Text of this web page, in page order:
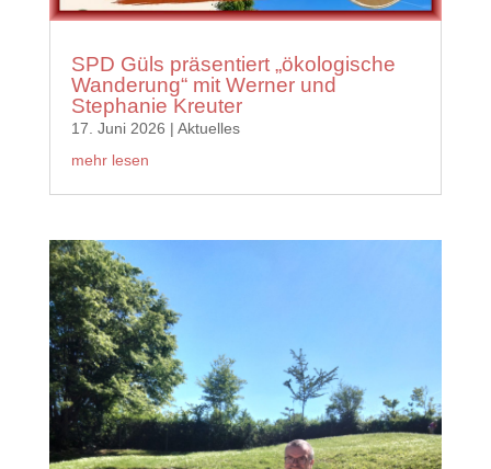
SPD Güls präsentiert „ökologische
Wanderung“ mit Werner und
Stephanie Kreuter
17. Juni 2026 | Aktuelles
mehr lesen